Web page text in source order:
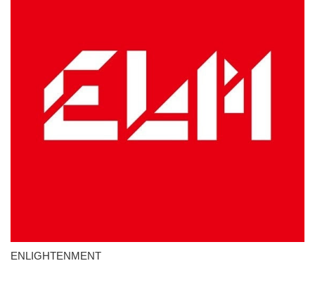
ENLIGHTENMENT